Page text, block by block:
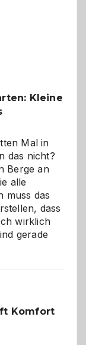
Kleine
Mal in
das nicht?
Berge an
alle
muss das
dass
wirklich
gerade
Komfort